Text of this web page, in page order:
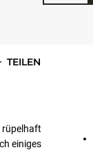
TEILEN
rüpelhaft
einiges